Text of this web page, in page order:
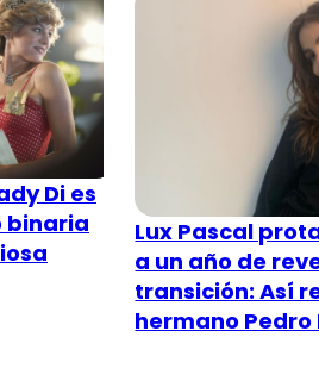
Di es
binaria
Lux Pascal
a un año de
transición: Así
hermano Pedro